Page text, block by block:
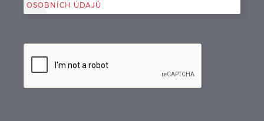
OSOBNÍCH ÚDAJŮ